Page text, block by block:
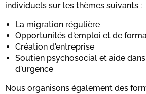
individuels sur les thèmes suivants :
La migration régulière
Opportunités d'emploi et de
Création d'entreprise
Soutien psychosocial et aide
d'urgence
Nous organisons également des